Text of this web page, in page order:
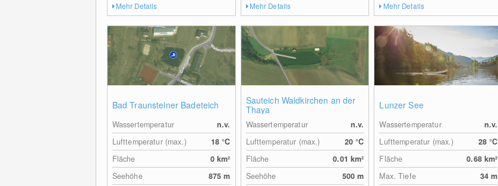
Mehr Details Mehr Details Mehr Details
Bad Traunsteiner Badeteich
Wassertemperatur
n.v.
Lufttemperatur (max.)
18°C
Fläche
0km²
Seehöhe
875m
Sauteich Waldkirchen an der
Thaya
Wassertemperatur
n.v.
Lufttemperatur (max.)
20°C
Fläche
0.01km²
Seehöhe
500m
Lunzer See
Wassertemperatur
n.v.
Lufttemperatur (max.)
28°C
Fläche
0.68 km²
Max. Tiefe
34m